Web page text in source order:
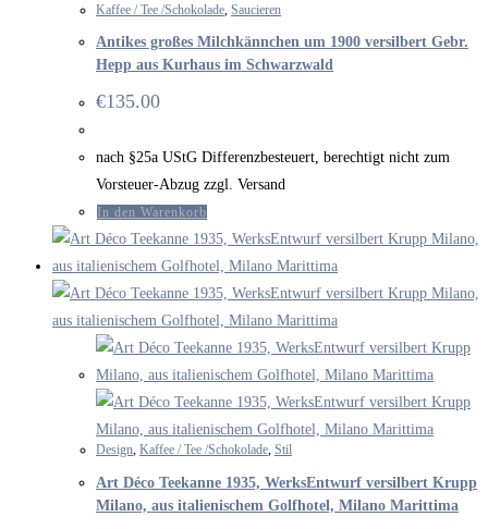
Kaffee / Tee /Schokolade Saucieren
Antikes großes Milchkännchen um 1900 versilbert Gebr.
Hepp aus Kurhaus im Schwarzwald
€135.00
nach §25a UStG Differenzbesteuert, berechtigt nicht zum
Vorsteuer-Abzug zzgl. Versand
In den Warenkorb
Design, Kaffee / Tee /Schokolade, Stil
Art Déco Teekanne 1935, WerksEntwurf versilbert Krupp
Milano, aus italienischem Golfhotel, Milano Marittima